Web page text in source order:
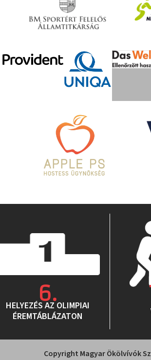
HELYEZÉS AZ OLIMPIAI
ÉREMTÁBLÁZATON
6.
Copyright Magyar Ökölvívók